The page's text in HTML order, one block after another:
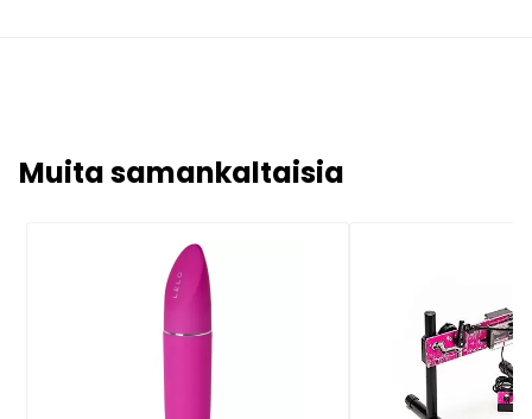
Muita samankaltaisia